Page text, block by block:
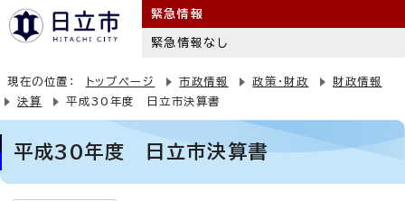
緊急情報
緊急情報なし
現在の位置： トップページ 市政情報 政策・財政
財政情報
決算
平成30年度 日立市決算書
平成30年度 日立市決算書